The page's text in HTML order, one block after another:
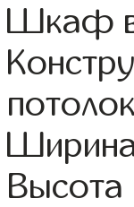
Шкаф в
потолок